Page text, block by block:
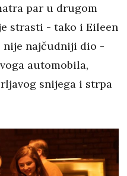
par u drugom
strasti - tako i Eileen
nije najčudniji dio -
automobila,
snijega i strpa